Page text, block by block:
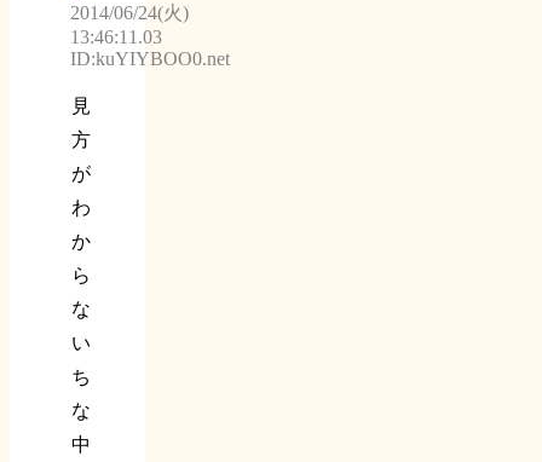
2014/06/24(火)
13:46:11.03
ID:kuYIYBOO0.net
見
方
が
わ
か
ら
な
い
ち
な
中